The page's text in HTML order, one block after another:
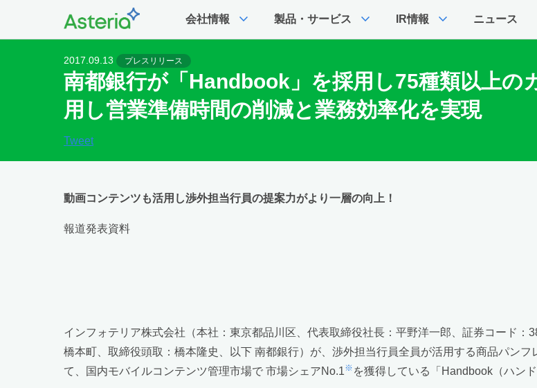
会社情報 expand_more 製品・サービス expand_more IR情報 expand_more ニュース
2017.09.13 プレスリリース
南都銀行が「Handbook」を採用し75種類以上の
用し営業準備時間の削減と業務効率化を実現
Tweet
動画コンテンツも活用し渉外担当行員の提案力がより一層の向上！
報道発表資料
インフォテリア株式会社（本社：東京都品川区、代表取締役社長：平野洋一郎、証券コード
橋本町、取締役頭取：橋本隆史、以下 南都銀行）が、渉外担当行員全員が活用する商品パン
て、国内モバイルコンテンツ管理市場で 市場シェアNo.1※ を獲得している「Handbook（ハン